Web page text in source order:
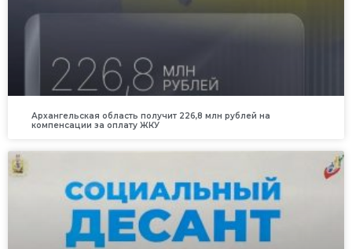
Архангельская область получит 226,8 млн рублей на
компенсации за оплату ЖКУ